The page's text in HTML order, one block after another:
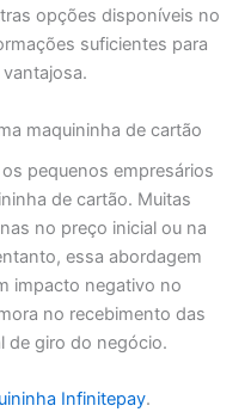
opções disponíveis no
suficientes para
maquininha de cartão
pequenos empresários
de cartão. Muitas
no preço inicial ou na
essa abordagem
impacto negativo no
no recebimento das
de giro do negócio.
Infinitepay.